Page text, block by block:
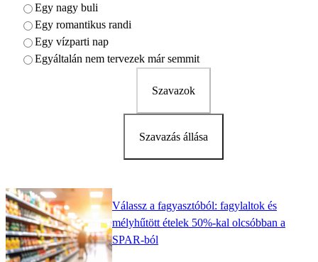
Egy nagy buli
Egy romantikus randi
Egy vízparti nap
Egyáltalán nem tervezek már semmit
Szavazok
Szavazás állása
Válassz a fagyasztóból: fagylaltok és
mélyhűtött ételek 50%-kal olcsóbban a
SPAR-ból